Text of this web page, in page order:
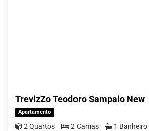
TrevizZo Teodoro Sampaio New
Apartamento
2 Quartos 2 Camas 1 Banheiro